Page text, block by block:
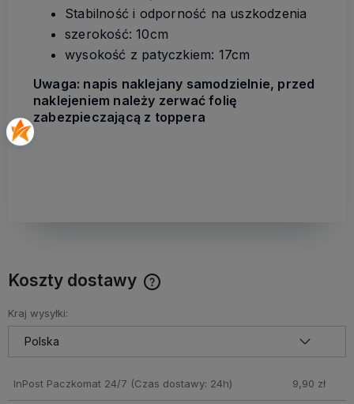
Stabilność i odporność na uszkodzenia
szerokość: 10cm
wysokość z patyczkiem: 17cm
Uwaga: napis naklejany samodzielnie, przed
naklejeniem należy zerwać folię
zabezpieczającą z toppera
Koszty dostawy
Kraj wysyłki:
InPost Paczkomat 24/7 (Czas dostawy: 24h) 9,90 zł